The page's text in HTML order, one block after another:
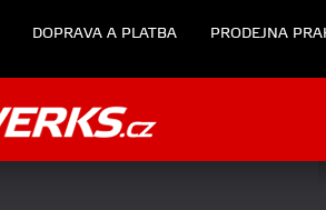
DOPRAVA A PLATBA PRODEJNA